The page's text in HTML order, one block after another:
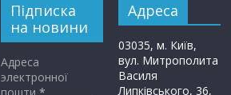
Підписка
на новини
Адреса
электронної
Адреса
03035, м. Київ,
вул. Митрополита
Василя
Липківського, 36,